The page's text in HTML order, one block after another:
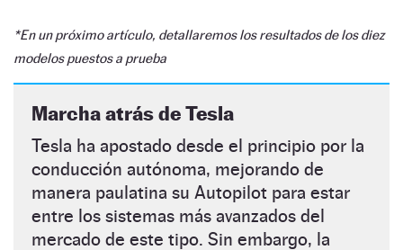
*En un próximo artículo, detallaremos los resultados de los diez
modelos puestos a prueba
Marcha atrás de Tesla
Tesla ha apostado desde el principio por la
conducción autónoma, mejorando de
manera paulatina su Autopilot para estar
entre los sistemas más avanzados del
mercado de este tipo. Sin embargo, la